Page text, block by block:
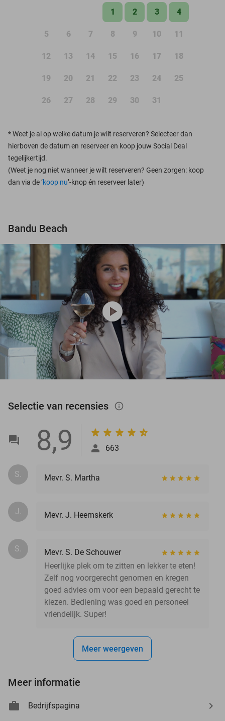
1 2 3 4
5 6 7 8 9 10 11
12 13 14 15 16 17 18
19 20 21 22 23 24 25
26 27 28 29 30 31
*Weet je al op welke datum je wilt reserveren? Selecteer dan
hierboven de datum en reserveer en koop jouw Social Deal
tegelijkertijd.
(Weet je nog niet wanneer je wilt reserveren? Geen zorgen: koop
dan via de ‘koop nu’-knop én reserveer later)
Bandu Beach
play_circle
Selectie van recensies info_outlined
8,9 663
S. Mevr. S. Martha
J. Mevr. J. Heemskerk
S.
Mevr. S. De Schouwer
Heerlijke plek om te zitten en lekker te eten!
Zelf nog voorgerecht genomen en kregen
goed advies om voor een bepaald gerecht te
kiezen. Bediening was goed en personeel
vriendelijk. Super!
Meer weergeven
Meer informatie
Bedrijfspagina